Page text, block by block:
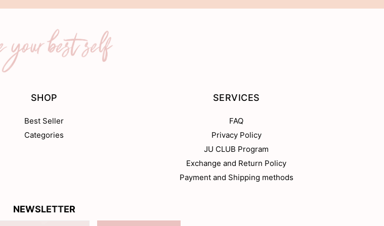
SHOP
Best Seller
Categories
SERVICES
FAQ
Privacy Policy
JU CLUB Program
Exchange and Return Policy
Payment and Shipping methods
NEWSLETTER